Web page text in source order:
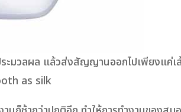
มวลผล แล้วส่งสัญญานออกไปเพียงแค่เ
as silk